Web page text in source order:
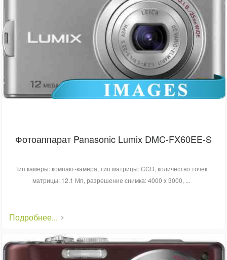
Фотоаппарат Panasonic Lumix DMC-FX60EE-S
Тип камеры: компакт-камера, тип матрицы: CCD, количество точек
матрицы: 12.1 Мп, разрешение снимка: 4000 x 3000, ...
Подробнее...